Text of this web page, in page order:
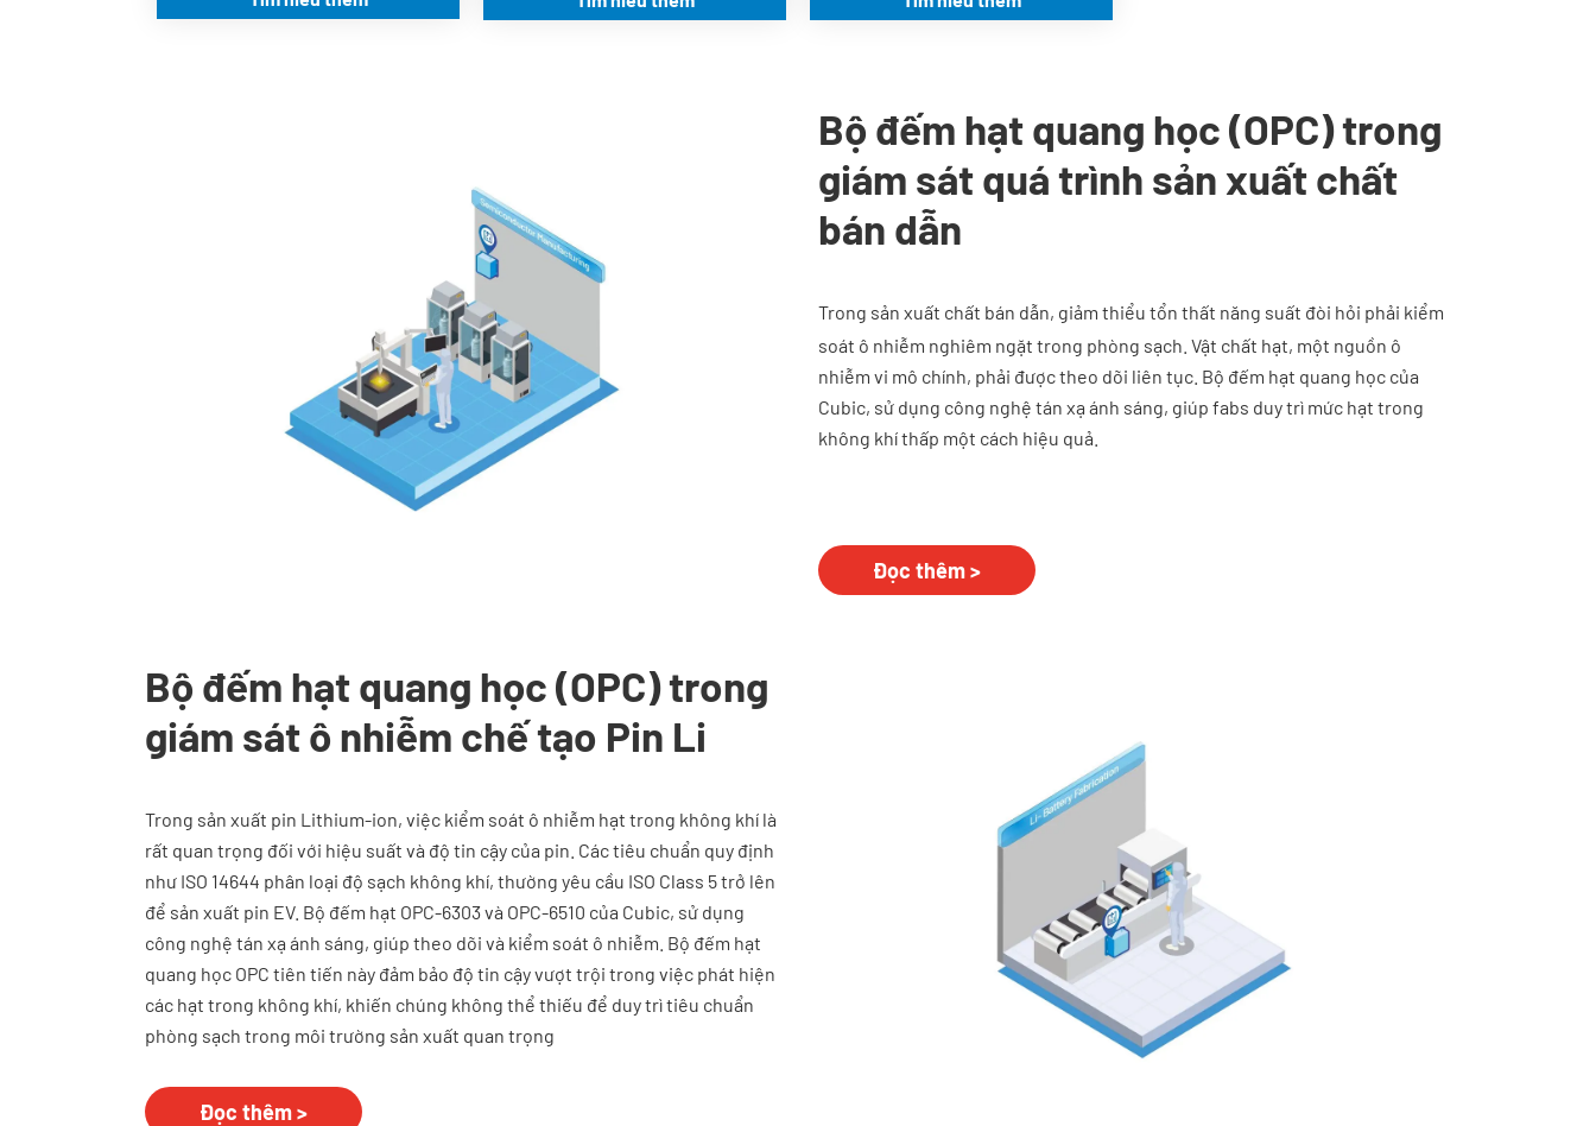
khả năng bùng nổ
Bộ đếm hạt quang học (OPC) trong
giám sát quá trình sản xuất chất
bán dẫn
Trong sản xuất chất bán dẫn, giảm thiểu tổn thất năng suất đòi hỏi phải kiểm
soát ô nhiễm nghiêm ngặt trong phòng sạch. Vật chất hạt, một nguồn ô
nhiễm vi mô chính, phải được theo dõi liên tục. Bộ đếm hạt quang học của
Cubic, sử dụng công nghệ tán xạ ánh sáng, giúp fabs duy trì mức hạt trong
không khí thấp một cách hiệu quả.
Đọc thêm >
Bộ đếm hạt quang học (OPC) trong
giám sát ô nhiễm chế tạo Pin Li
Trong sản xuất pin Lithium-ion, việc kiểm soát ô nhiễm hạt trong không khí là
rất quan trọng đối với hiệu suất và độ tin cậy của pin. Các tiêu chuẩn quy định
như ISO 14644 phân loại độ sạch không khí, thường yêu cầu ISO Class 5 trở lên
để sản xuất pin EV. Bộ đếm hạt OPC-6303 và OPC-6510 của Cubic, sử dụng
công nghệ tán xạ ánh sáng, giúp theo dõi và kiểm soát ô nhiễm. Bộ đếm hạt
quang học OPC tiên tiến này đảm bảo độ tin cậy vượt trội trong việc phát hiện
các hạt trong không khí, khiến chúng không thể thiếu để duy trì tiêu chuẩn
phòng sạch trong môi trường sản xuất quan trọng
Đọc thêm >